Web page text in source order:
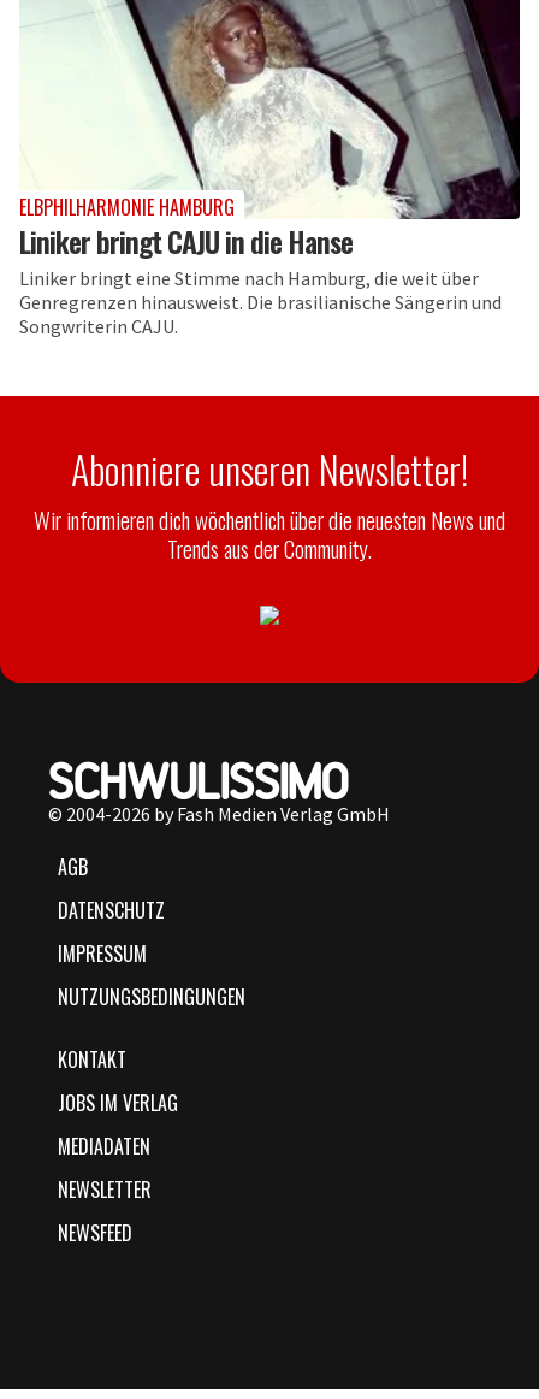
ELBPHILHARMONIE HAMBURG
Liniker bringt CAJU in die Hanse
Liniker bringt eine Stimme nach Hamburg, die weit über
Genregrenzen hinausweist. Die brasilianische Sängerin und
Songwriterin CAJU.
Abonniere unseren Newsletter!
Wir informieren dich wöchentlich über die neuesten News und
Trends aus der Community.
© 2004-2026 by Fash Medien Verlag GmbH
AGB
DATENSCHUTZ
IMPRESSUM
NUTZUNGSBEDINGUNGEN
KONTAKT
JOBS IM VERLAG
MEDIADATEN
NEWSLETTER
NEWSFEED